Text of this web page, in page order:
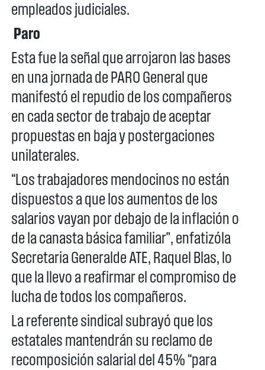
empleados judiciales.
Paro
Esta fue la señal que arrojaron las bases
en una jornada de PARO General que
manifestó el repudio de los compañeros
en cada sector de trabajo de aceptar
propuestas en baja y postergaciones
unilaterales.
“Los trabajadores mendocinos no están
dispuestos a que los aumentos de los
salarios vayan por debajo de la inflación o
de la canasta básica familiar”, enfatizóla
Secretaria Generalde ATE, Raquel Blas, lo
que la llevo a reafirmar el compromiso de
lucha de todos los compañeros.
La referente sindical subrayó que los
estatales mantendrán su reclamo de
recomposición salarial del 45% “para